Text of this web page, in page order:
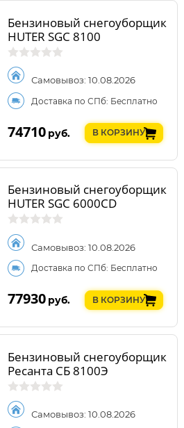
Бензиновый снегоуборщик
HUTER SGC 8100
Самовывоз: 10.08.2026
Доставка по СПб: Бесплатно
74710 руб. В КОРЗИНУ
Бензиновый снегоуборщик
HUTER SGC 6000CD
Самовывоз: 10.08.2026
Доставка по СПб: Бесплатно
77930 руб. В КОРЗИНУ
Бензиновый снегоуборщик
Ресанта СБ 8100Э
Самовывоз: 10.08.2026